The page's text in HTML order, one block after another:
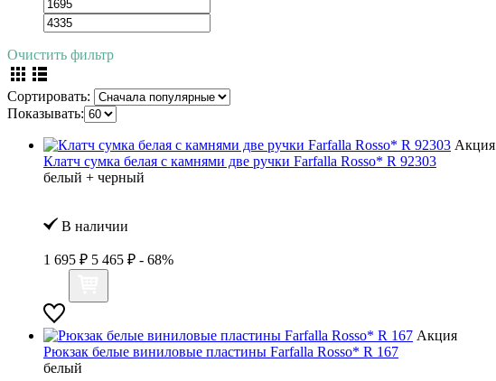
Очистить фильтр
Сортировать:
Показывать:
Акция
Клатч сумка белая с камнями две ручки Farfalla Rosso* R 92303
белый + черный
В наличии
1 695 ₽ 5 465 ₽ - 68%
Акция
Рюкзак белые виниловые пластины Farfalla Rosso* R 167
белый